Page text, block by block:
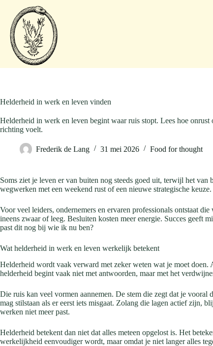
Helderheid in werk en leven vinden
Helderheid in werk en leven begint waar ruis stopt. Lees hoe
richting voelt.
Frederik de Lang 31 mei 2026 Food for thought
Soms ziet je leven er van buiten nog steeds goed uit, terwijl het
wegwerken met een weekend rust of een nieuwe strategische
Voor veel leiders, ondernemers en ervaren professionals ontstaat
ineens zwaar of leeg. Besluiten kosten meer energie. Succes geeft
past dit nog bij wie ik nu ben?
Wat helderheid in werk en leven werkelijk betekent
Helderheid wordt vaak verward met zeker weten wat je moet doen.
helderheid begint vaak niet met antwoorden, maar met het
Die ruis kan veel vormen aannemen. De stem die zegt dat je
mag stilstaan als er eerst iets misgaat. Zolang die lagen actief zijn,
werken niet meer past.
Helderheid betekent dan niet dat alles meteen opgelost is. Het
werkelijkheid eenvoudiger wordt, maar omdat je niet langer alles